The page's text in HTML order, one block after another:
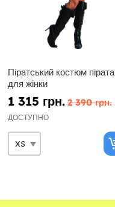
Піратський костюм пірата
для жінки
1 315 грн. 2 390 грн.
ДОСТУПНО